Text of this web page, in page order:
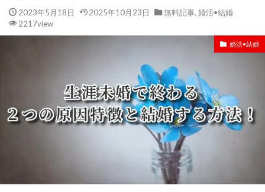
2023年5月18日 2025年10月23日 無料記事, 婚活•結婚
2217view
婚活•結婚